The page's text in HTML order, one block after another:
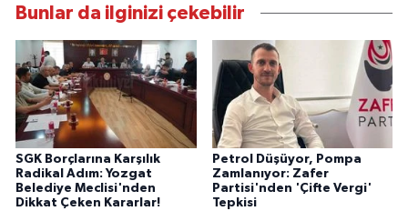
Bunlar da ilginizi çekebilir
SGK Borçlarına Karşılık
Radikal Adım: Yozgat
Belediye Meclisi'nden
Dikkat Çeken Kararlar!
Petrol Düşüyor, Pompa
Zamlanıyor: Zafer
Partisi'nden 'Çifte Vergi'
Tepkisi